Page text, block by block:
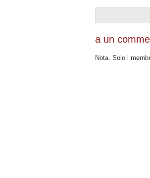
a un
Nota. Solo i